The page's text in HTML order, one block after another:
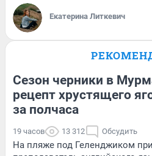
Екатерина Литкевич
Сезон черники в
рецепт хрустящего
за полчаса
19 часов 13 312 Обсудить
На пляже под Геленджиком